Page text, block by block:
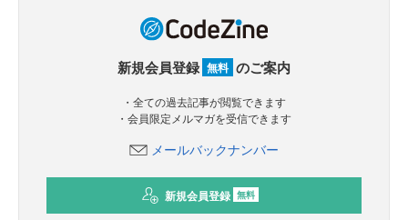
新規会員登録 無料 のご案内
・全ての過去記事が閲覧できます
・会員限定メルマガを受信できます
メールバックナンバー
新規会員登録 無料